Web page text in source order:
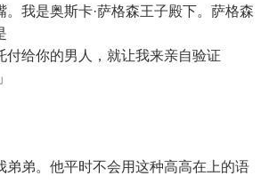
我是奥斯卡·萨格森王子殿下。萨格森
付给你的男人，就让我来亲自验证
弟。他平时不会用这种高高在上的语